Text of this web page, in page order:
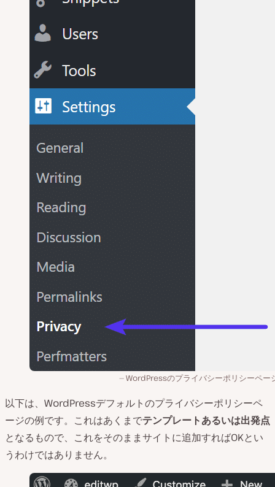
WordPressのプライバシーポリシーペー
以下は、WordPressデフォルトのプライバシーポリシーペ
ージの例です。これはあくまでテンプレートあるいは出発点
となるもので、これをそのままサイトに追加すればOKとい
うわけではありません。